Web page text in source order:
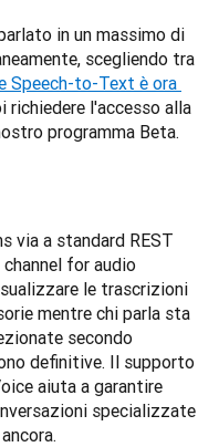
in un massimo di
scegliendo tra
Speech-to-Text è ora
richiedere l'accesso alla
programma Beta.
via a standard REST
for audio
le trascrizioni
mentre chi parla sta
secondo
definitive. Il supporto
aiuta a garantire
specializzate